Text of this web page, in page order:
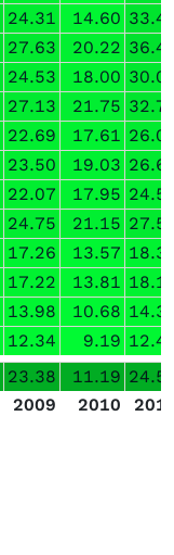
24.31 14.60
27.63 20.22
24.53 18.00
27.13 21.75
22.69 17.61
23.50 19.03
22.07 17.95
24.75 21.15
17.26 13.57
17.22 13.81
13.98 10.68
12.34 9.19
23.38 11.19
2009 2010